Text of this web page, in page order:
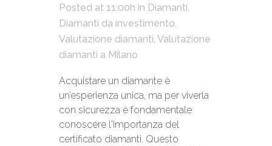
Posted at 11:00h in Diamanti,
Diamanti da investimento,
Valutazione diamanti, Valutazione
diamanti a Milano
Acquistare un diamante è
un’esperienza unica, ma per viverla
con sicurezza è fondamentale
conoscere l'importanza del
certificato diamanti. Questo